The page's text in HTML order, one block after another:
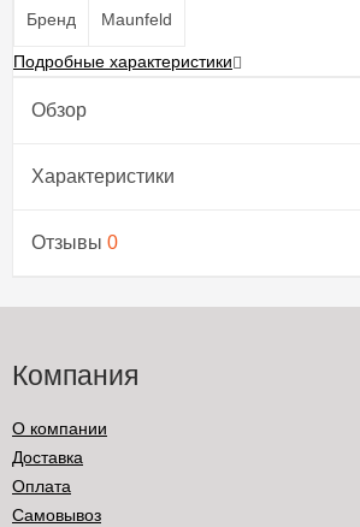
Бренд Maunfeld
Подробные характеристики
Обзор
Характеристики
Отзывы 0
Компания
О компании
Доставка
Оплата
Самовывоз